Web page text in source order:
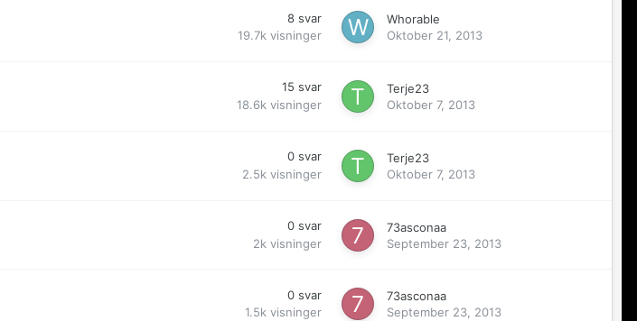
8 svar
19.7k visninger
Whorable
Oktober 21, 2013
15 svar
18.6k visninger
Terje23
Oktober 7, 2013
0 svar
2.5k visninger
Terje23
Oktober 7, 2013
0 svar
2k visninger
73asconaa
September 23, 2013
0 svar
1.5k visninger
73asconaa
September 23, 2013